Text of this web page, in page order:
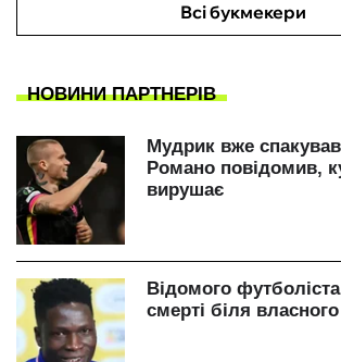
Всі букмекери